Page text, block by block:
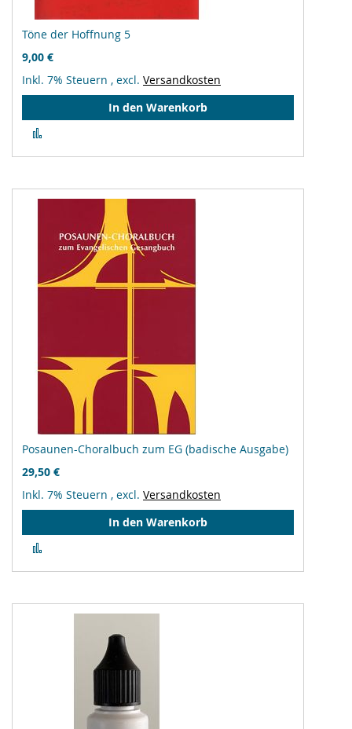
Töne der Hoffnung 5
9,00 €
Inkl. 7% Steuern , excl. Versandkosten
In den Warenkorb
hinzufügen
Posaunen-Choralbuch zum EG (badische Ausgabe)
29,50 €
Inkl. 7% Steuern , excl. Versandkosten
In den Warenkorb
hinzufügen